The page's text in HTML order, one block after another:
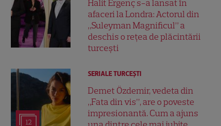
Halit Ergenç s-a lansat în
afaceri la Londra: Actorul din
„Suleyman Magnificul” a
deschis o rețea de plăcintării
turcești
12
SERIALE TURCEŞTI
Demet Özdemir, vedeta din
„Fata din vis”, are o poveste
impresionantă. Cum a ajuns